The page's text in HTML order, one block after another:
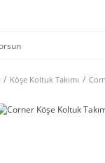
Köşe Koltuk Takımı